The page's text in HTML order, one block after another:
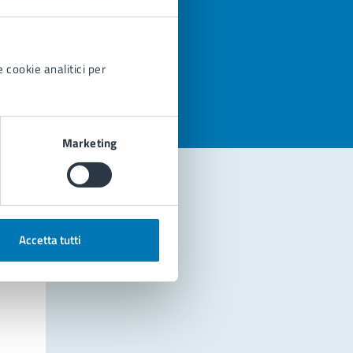
cookie analitici per
Marketing
Accetta tutti